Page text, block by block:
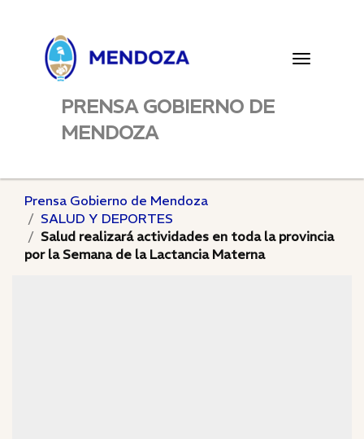
Toggle
PRENSA GOBIERNO DE
MENDOZA
Prensa Gobierno de Mendoza
SALUD Y DEPORTES
Salud realizará actividades en toda la provincia
por la Semana de la Lactancia Materna